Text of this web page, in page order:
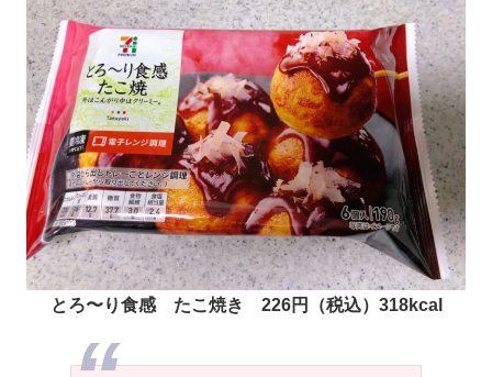
とろ〜り食感 たこ焼き 226円（税込）318kcal